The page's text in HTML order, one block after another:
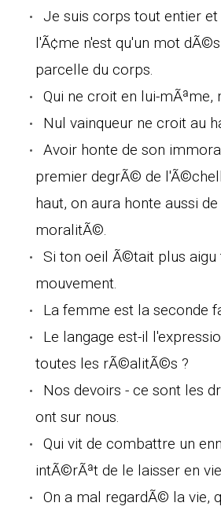
Je suis corps tout entier et
l'Ã¢me n'est qu'un mot
parcelle du corps.
Qui ne croit en lui-mÃªme,
Nul vainqueur ne croit au
Avoir honte de son
premier degrÃ© de
haut, on aura honte aussi
moralitÃ©.
Si ton oeil Ã©tait plus aigu
mouvement.
La femme est la seconde
Le langage est-il
toutes les rÃ©alitÃ©s ?
Nos devoirs - ce sont les
ont sur nous.
Qui vit de combattre un
intÃ©rÃªt de le laisser en
On a mal regardÃ© la vie,